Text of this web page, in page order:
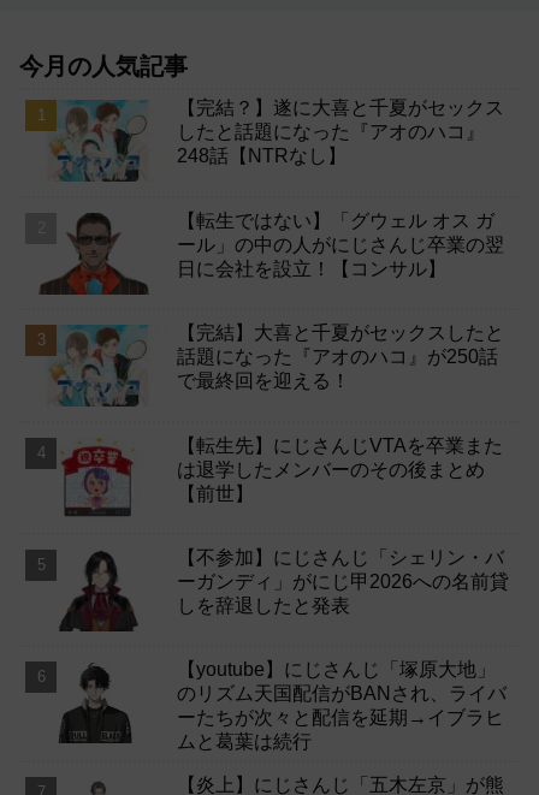
今月の人気記事
【完結？】遂に大喜と千夏がセックス
したと話題になった『アオのハコ』
248話【NTRなし】
【転生ではない】「グウェル オス ガ
ール」の中の人がにじさんじ卒業の翌
日に会社を設立！【コンサル】
【完結】大喜と千夏がセックスしたと
話題になった『アオのハコ』が250話
で最終回を迎える！
【転生先】にじさんじVTAを卒業また
は退学したメンバーのその後まとめ
【前世】
【不参加】にじさんじ「シェリン・バ
ーガンディ」がにじ甲2026への名前貸
しを辞退したと発表
【youtube】にじさんじ「塚原大地」
のリズム天国配信がBANされ、ライバ
ーたちが次々と配信を延期→イブラヒ
ムと葛葉は続行
【炎上】にじさんじ「五木左京」が熊